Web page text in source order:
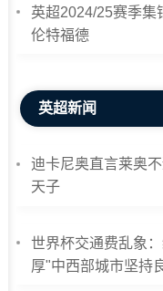
英超2024/25赛季集
伦特福德
英超新闻
迪卡尼奥直言莱奥
天子
世界杯交通费乱象
厚"中西部城市坚持